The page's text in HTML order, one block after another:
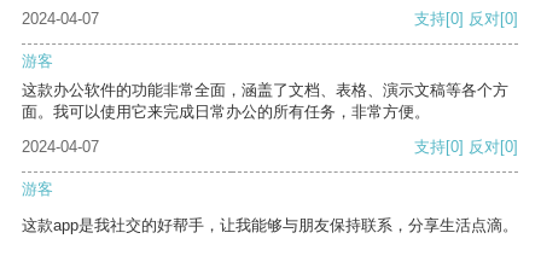
2024-04-07
支持[0] 反对[0]
游客
这款办公软件的功能非常全面，涵盖了文档、表格、演示文稿等各个方
面。我可以使用它来完成日常办公的所有任务，非常方便。
2024-04-07
支持[0] 反对[0]
游客
这款app是我社交的好帮手，让我能够与朋友保持联系，分享生活点滴。